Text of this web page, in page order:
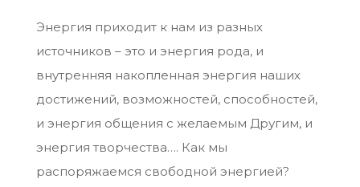
Энергия приходит к нам из разных
источников – это и энергия рода, и
внутренняя накопленная энергия наших
достижений, возможностей, способностей,
и энергия общения с желаемым Другим, и
энергия творчества…. Как мы
распоряжаемся свободной энергией?